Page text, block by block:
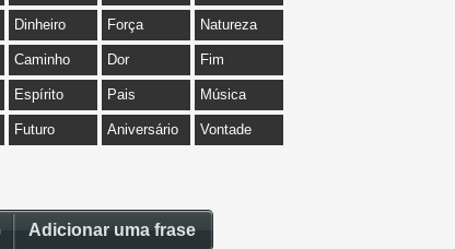
Dinheiro Força Natureza
Caminho Dor Fim
Espírito Pais Música
Futuro Aniversário Vontade
Adicionar uma frase